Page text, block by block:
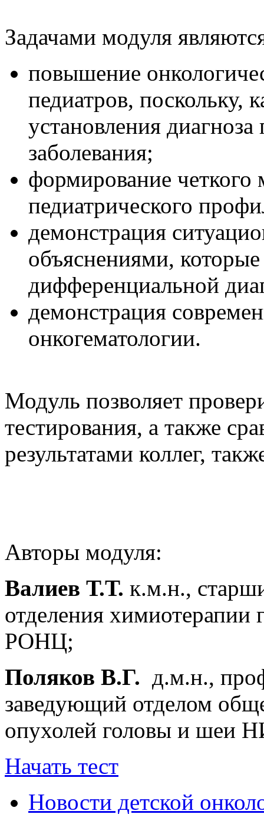
Задачами модуля
повышение
педиатров, поскольку,
установления
заболевания;
формирование четкого
педиатрического
демонстрация
объяснениями,
дифференциальной
демонстрация
онкогематологии.
Модуль позволяет
тестирования, а также
результатами коллег,
Авторы модуля:
Валиев Т.Т. к.м.н.,
отделения
РОНЦ;
Поляков В.Г. д.м.н.,
заведующий отделом
опухолей головы и
Начать тест
Новости детской